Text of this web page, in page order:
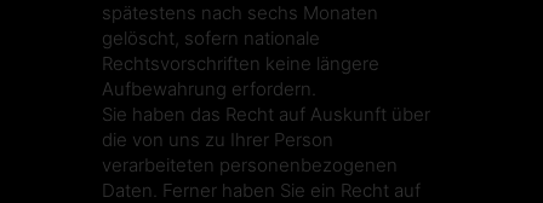
spätestens nach sechs Monaten
gelöscht, sofern nationale
Rechtsvorschriften keine längere
Aufbewahrung erfordern.
Sie haben das Recht auf Auskunft über
die von uns zu Ihrer Person
verarbeiteten personenbezogenen
Daten. Ferner haben Sie ein Recht auf